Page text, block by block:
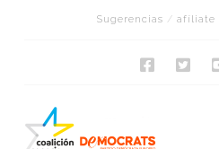
Sugerencias /afíliate